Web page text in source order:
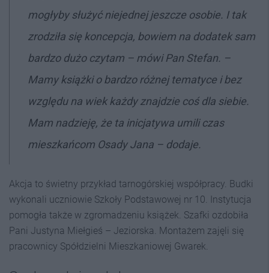
mogłyby służyć niejednej jeszcze osobie. I tak
zrodziła się koncepcja, bowiem na dodatek sam
bardzo dużo czytam – mówi Pan Stefan. –
Mamy książki o bardzo różnej tematyce i bez
względu na wiek każdy znajdzie coś dla siebie.
Mam nadzieję, że ta inicjatywa umili czas
mieszkańcom Osady Jana – dodaje.
Akcja to świetny przykład tarnogórskiej współpracy. Budki
wykonali uczniowie Szkoły Podstawowej nr 10. Instytucja
pomogła także w zgromadzeniu książek. Szafki ozdobiła
Pani Justyna Miełgieś – Jeziorska. Montażem zajęli się
pracownicy Spółdzielni Mieszkaniowej Gwarek.